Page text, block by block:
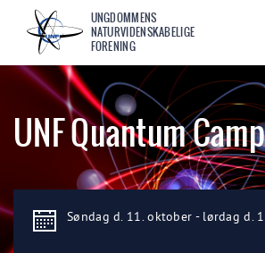
UNGDOMMENS
NATURVIDENSKABELIGE
FORENING
UNF Quantum
Søndag d. 11. oktober - lørdag d.